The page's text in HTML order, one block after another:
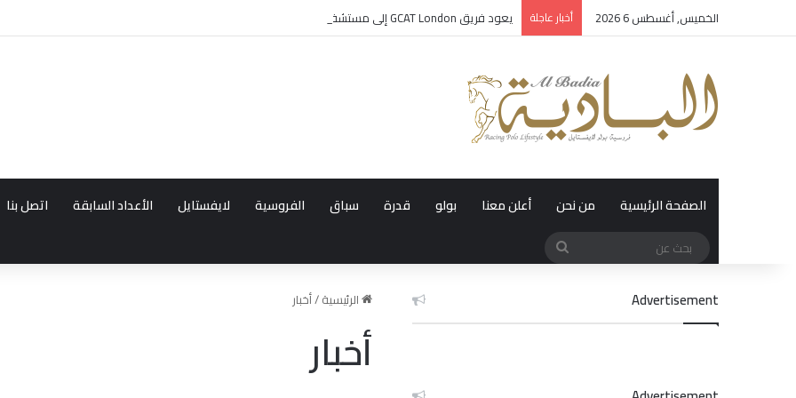
الخميس, أغسطس 6 2026 أخبار عاجلة يعود فريق GCAT London إلى مستشفى تشيلسي الملكي
الصفحة الرئيسية من نحن أعلن معنا بولو قدرة سباق الفروسية لايفستايل الأعداد السابقة اتصل بنا
بحث
الرئيسية/أخبار
أخبار
Advertisement